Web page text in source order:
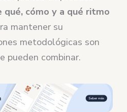
cómo y a qué ritmo
mantener su
metodológicas son
pueden combinar.